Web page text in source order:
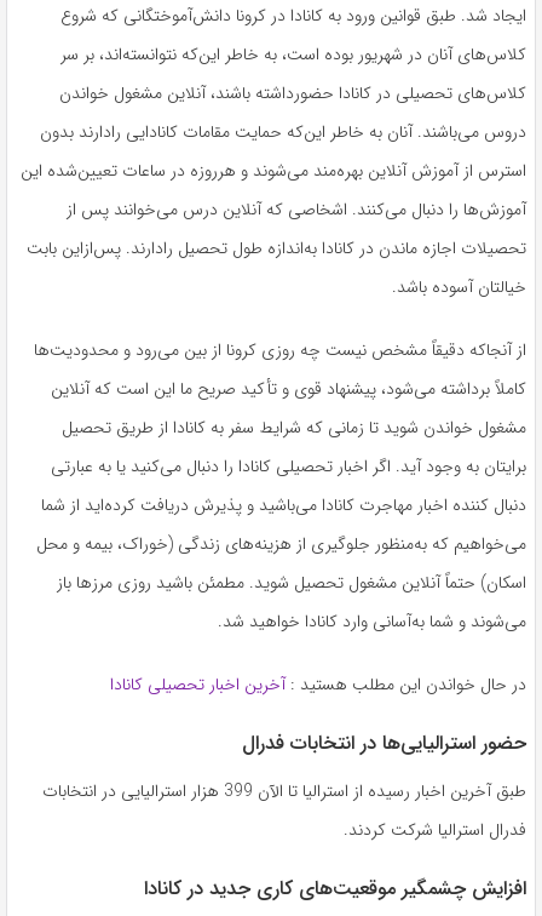
ایجاد شد. طبق قوانین ورود به کانادا در کرونا دانش‌آموختگانی که شروع
کلاس‌های آنان در شهریور بوده است، به خاطر این‌که نتوانسته‌اند، بر سر
کلاس‌های تحصیلی در کانادا حضورداشته باشند، آنلاین مشغول خواندن
دروس می‌باشند. آنان به خاطر این‌که حمایت مقامات کانادایی رادارند بدون
استرس از آموزش آنلاین بهره‌مند‌ می‌شوند و هرروزه در ساعات تعیین‌شده این
آموزش‌ها را دنبال می‌کنند. اشخاصی که آنلاین درس می‌خوانند پس از
تحصیلات اجازه ماندن در کانادا به‌اندازه طول تحصیل رادارند. پس‌ازاین بابت
خیالتان آسوده باشد.
از آنجاکه دقیقاً مشخص نیست چه روزی کرونا از بین می‌رود و محدودیت‌ها
کاملاً برداشته می‌شود، پیشنهاد قوی و تأکید صریح ما این است که آنلاین
مشغول خواندن شوید تا زمانی که شرایط سفر به کانادا از طریق تحصیل
برایتان به وجود آید. اگر اخبار تحصیلی کانادا را دنبال می‌کنید یا به عبارتی
دنبال کننده اخبار مهاجرت‌ کانادا می‌باشید و پذیرش دریافت کرده‌اید از شما
می‌خواهیم که به‌منظور جلوگیری از هزینه‌های زندگی (خوراک، بیمه و محل
اسکان) حتماً آنلاین مشغول تحصیل شوید. مطمئن باشید روزی مرزها باز
می‌شوند و شما به‌آسانی وارد کانادا خواهید شد.
در حال خواندن این مطلب هستید :آخرین اخبار تحصیلی کانادا
حضور استرالیایی‌ها در انتخابات فدرال
طبق آخرین اخبار رسیده از استرالیا تا الآن 399 هزار استرالیایی در انتخابات
فدرال استرالیا شرکت کردند.
افزایش چشمگیر موقعیت‌های کاری جدید در کانادا